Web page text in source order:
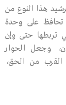
هذا النوع من
تحافظ على وحدة
تربطها حتى وإن
وجعل الحوار
القرب من الحق،